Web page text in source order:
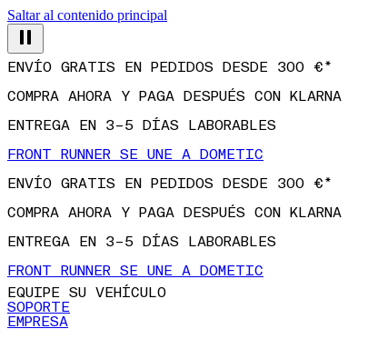
Saltar al contenido principal
ENVÍO GRATIS EN PEDIDOS DESDE 300 €*
COMPRA AHORA Y PAGA DESPUÉS CON KLARNA
ENTREGA EN 3–5 DÍAS LABORABLES
FRONT RUNNER SE UNE A DOMETIC
ENVÍO GRATIS EN PEDIDOS DESDE 300 €*
COMPRA AHORA Y PAGA DESPUÉS CON KLARNA
ENTREGA EN 3–5 DÍAS LABORABLES
FRONT RUNNER SE UNE A DOMETIC
EQUIPE SU VEHÍCULO
SOPORTE
EMPRESA